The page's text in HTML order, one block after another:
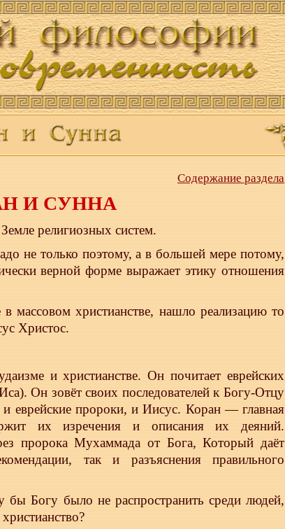
Содержание раздела
И СУННА
религиозных систем.
не только поэтому, а в большей мере потому,
верной форме выражает этику отношения
массовом христианстве, нашло реализацию то
Христос.
и христианстве. Он почитает еврейских
Он зовёт своих последователей к Богу-Отцу
еврейские пророки, и Иисус. Коран — главная
их изречения и описания их деяний.
пророка Мухаммада от Бога, Который даёт
так и разъяснения правильного
Богу было не распространить среди людей,